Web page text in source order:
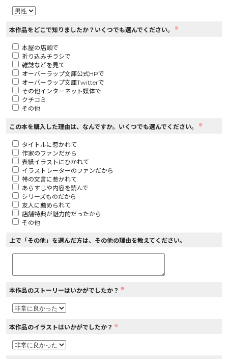
コミックパルフェ
閉じる
本作品をどこで知りましたか？いくつでも選んでください。 ※
本屋の店頭で
折り込みチラシで
雑誌などを見て
オーバーラップ文庫公式HPで
オーバーラップ文庫Twitterで
その他インターネット媒体で
クチコミ
その他
この本を購入した理由は、なんですか。いくつでも選んでください。 ※
タイトルに惹かれて
作家のファンだから
表紙イラストにひかれて
イラストレーターのファンだから
帯の文言に惹かれて
あらすじや内容を読んで
シリーズものだから
友人に薦められて
店舗特典が魅力的だったから
その他
上で「その他」を選んだ方は、その他の理由を教えてください。
本作品のストーリーはいかがでしたか？ ※
本作品のイラストはいかがでしたか？ ※